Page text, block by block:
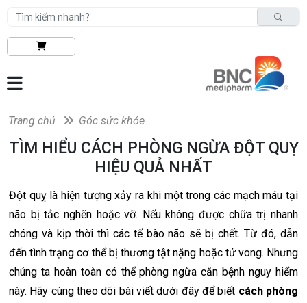
Trang chủ Góc sức khỏe
TÌM HIỂU CÁCH PHÒNG NGỪA ĐỘT QUỴ
HIỆU QUẢ NHẤT
Đột quỵ là hiện tượng xảy ra khi một trong các mạch máu tại
não bị tắc nghẽn hoặc vỡ. Nếu không được chữa trị nhanh
chóng và kịp thời thì các tế bào não sẽ bị chết. Từ đó, dẫn
đến tình trạng cơ thể bị thương tật nặng hoặc tử vong. Nhưng
chúng ta hoàn toàn có thể phòng ngừa căn bệnh nguy hiểm
này. Hãy cùng theo dõi bài viết dưới đây để biết cách phòng